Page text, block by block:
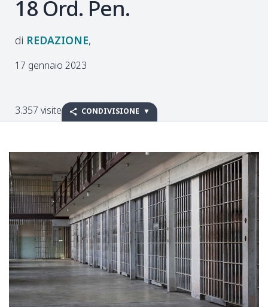
18 Ord. Pen.
REDAZIONE
17 gennaio 2023
3.357 visite CONDIVISIONE